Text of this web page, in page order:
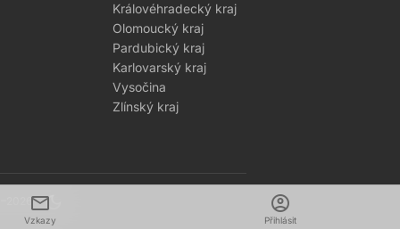
mail
Vzkazy
account_circle
Přihlásit
Královéhradecký kraj
Olomoucký kraj
Pardubický kraj
Karlovarský kraj
Vysočina
Zlínský kraj
dark_mode